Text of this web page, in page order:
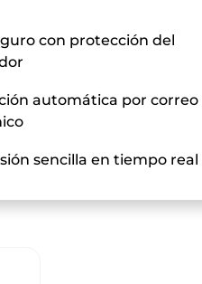
con protección del
automática por correo
sencilla en tiempo real